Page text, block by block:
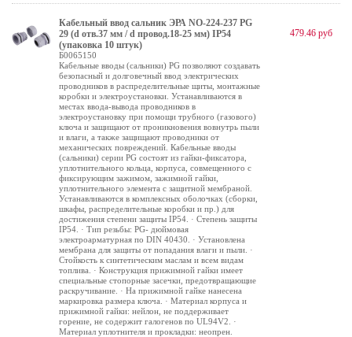
Кабельный ввод сальник ЭРА NO-224-237 PG
29 (d отв.37 мм / d провод.18-25 мм) IP54
(упаковка 10 штук)
Б0065150
Кабельные вводы (сальники) PG позволяют создавать
безопасный и долговечный ввод электрических
проводников в распределительные щиты, монтажные
коробки и электроустановки. Устанавливаются в
местах ввода-вывода проводников в
электроустановку при помощи трубного (газового)
ключа и защищают от проникновения вовнутрь пыли
и влаги, а также защищают проводники от
механических повреждений. Кабельные вводы
(сальники) серии PG состоят из гайки-фиксатора,
уплотнительного кольца, корпуса, совмещенного с
фиксирующим зажимом, зажимной гайки,
уплотнительного элемента с защитной мембраной.
Устанавливаются в комплексных оболочках (сборки,
шкафы, распределительные коробки и пр.) для
достижения степени защиты IP54. · Степень защиты
IP54. · Тип резьбы: PG- дюймовая
электроарматурная по DIN 40430. · Установлена
мембрана для защиты от попадания влаги и пыли. ·
Стойкость к синтетическим маслам и всем видам
топлива. · Конструкция прижимной гайки имеет
специальные стопорные засечки, предотвращающие
раскручивание. · На прижимной гайке нанесена
маркировка размера ключа. · Материал корпуса и
прижимной гайки: нейлон, не поддерживает
горение, не содержит галогенов по UL94V2. ·
Материал уплотнителя и прокладки: неопрен.
479.46 руб